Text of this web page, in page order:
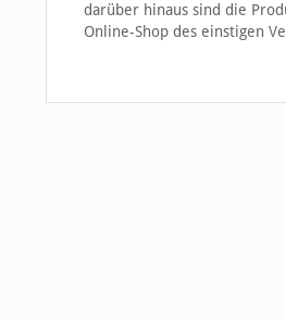
darüber hinaus sind die
Online-Shop des einstigen